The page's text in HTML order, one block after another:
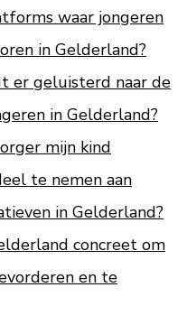
waar jongeren
in Gelderland?
er geluisterd naar de
in Gelderland?
mijn kind
te nemen aan
in Gelderland?
concreet om
en te